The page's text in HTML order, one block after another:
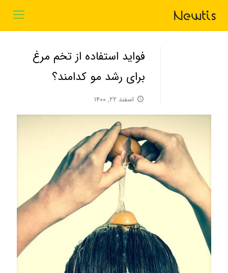
فواید استفاده از تخم مرغ
برای رشد مو کدامند؟
اسفند ۲۲, ۱۴۰۰